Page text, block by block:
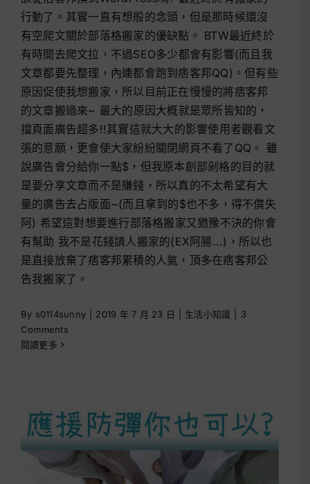
行動了。其實一直有想般的念頭，但是那時候還沒
有空爬文關於部落格搬家的優缺點。 BTW最近終於
有時間去爬文拉，不過SEO多少都會有影響(而且我
文章都要先整理，內連都會跑到痞客邦QQ)。但有些
原因促使我想搬家，所以目前正在慢慢的將痞客邦
的文章搬過來~ 最大的原因大概就是眾所皆知的，
擋頁面廣告超多!!其實這就大大的影響使用者觀看文
張的意願，更會使大家紛紛關閉網頁不看了QQ。 雖
說廣告會分給你一點$，但我原本創部剁格的目的就
是要分享文章而不是賺錢，所以真的不太希望有大
量的廣告去占版面~(而且拿到的$也不多，得不償失
阿) 希望這對想要進行部落格搬家又猶豫不決的你會
有幫助 我不是花錢請人搬家的(EX阿腸...)，所以也
是直接放棄了痞客邦累積的人氣，頂多在痞客邦公
告我搬家了。
By s0114sunny 2019 年 7 月 23 日 生活小知識
3
Comments
閱讀更多